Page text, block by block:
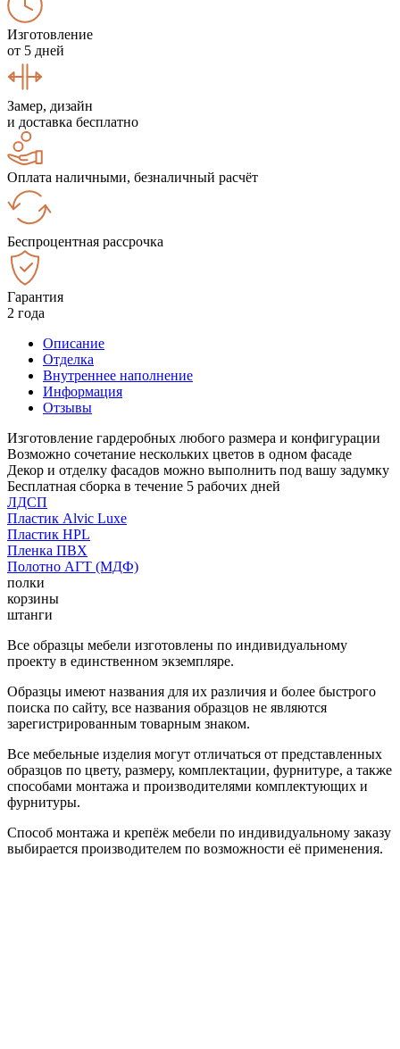
Изготовление
от 5 дней
Замер, дизайн
и доставка бесплатно
Оплата наличными, безналичный расчёт
Беспроцентная рассрочка
Гарантия
2 года
Описание
Отделка
Внутреннее наполнение
Информация
Отзывы
Изготовление гардеробных любого размера и конфигурации
Возможно сочетание нескольких цветов в одном фасаде
Декор и отделку фасадов можно выполнить под вашу задумку
Бесплатная сборка в течение 5 рабочих дней
ЛДСП
Пластик Alvic Luxe
Пластик HPL
Пленка ПВХ
Полотно АГТ (МДФ)
полки
корзины
штанги
Все образцы мебели изготовлены по индивидуальному
проекту в единственном экземпляре.
Образцы имеют названия для их различия и более быстрого
поиска по сайту, все названия образцов не являются
зарегистрированным товарным знаком.
Все мебельные изделия могут отличаться от представленных
образцов по цвету, размеру, комплектации, фурнитуре, а также
способами монтажа и производителями комплектующих и
фурнитуры.
Способ монтажа и крепёж мебели по индивидуальному заказу
выбирается производителем по возможности её применения.